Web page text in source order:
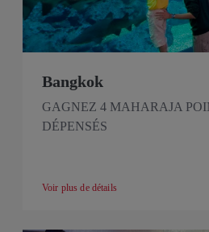
Bangkok
GAGNEZ 4 MAHARAJA
DÉPENSÉS
Voir plus de détails